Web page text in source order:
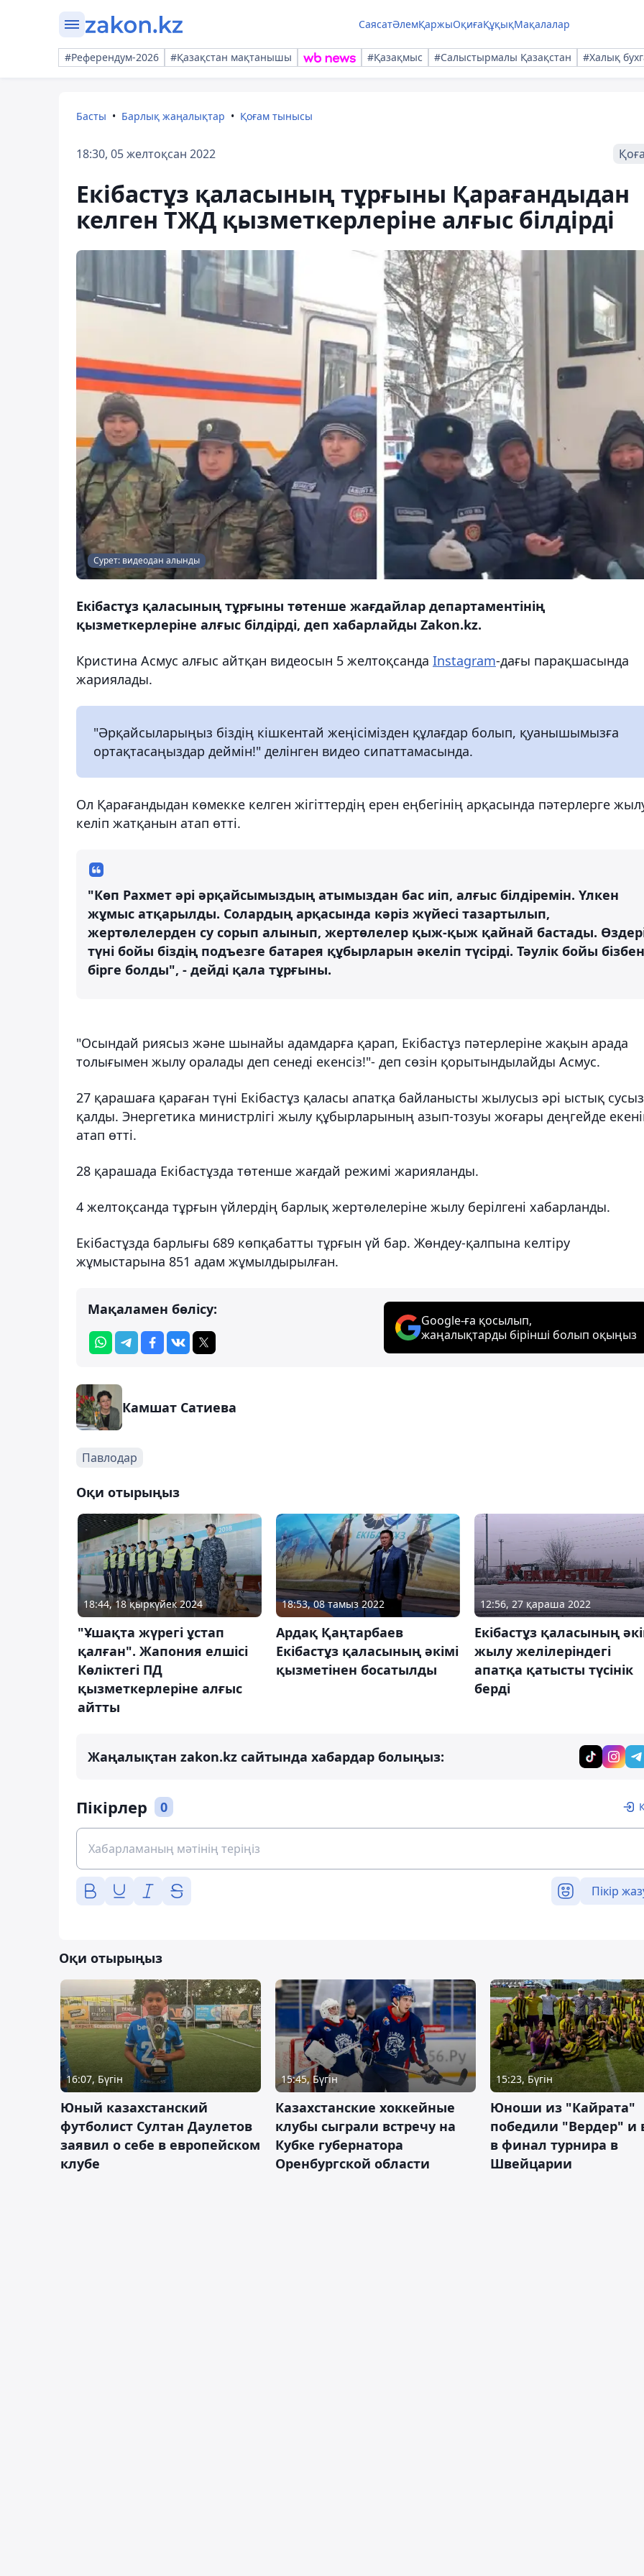
СаясатӘлемҚаржыОқиғаҚұқықМақалалар
#Референдум-2026 #Қазақстан мақтанышы #Қазақмыс #Салыстырмалы Қазақстан #Халық
Басты Барлық жаңалықтар Қоғам тынысы
18:30, 05 желтоқсан 2022
Екібастұз қаласының тұрғыны Қарағандыдан
келген ТЖД қызметкерлеріне алғыс білдірді
Сурет: видеодан алынды
Екібастұз қаласының тұрғыны төтенше жағдайлар департаментінің
қызметкерлеріне алғыс білдірді, деп хабарлайды Zakon.kz.
Кристина Асмус алғыс айтқан видеосын 5 желтоқсанда Instagram-дағы парақшасында
жариялады.
"Әрқайсыларыңыз біздің кішкентай жеңісімізден құлағдар болып, қуанышымызға
ортақтасаңыздар деймін!" делінген видео сипаттамасында.
Ол Қарағандыдан көмекке келген жігіттердің ерен еңбегінің арқасында пәтерлерге
келіп жатқанын атап өтті.
"Көп Рахмет әрі әрқайсымыздың атымыздан бас иіп, алғыс білдіремін. Үлкен
жұмыс атқарылды. Солардың арқасында кәріз жүйесі тазартылып,
жертөлелерден су сорып алынып, жертөлелер қыж-қыж қайнай бастады.
түні бойы біздің подъезге батарея құбырларын әкеліп түсірді. Тәулік бойы бізбен
бірге болды", - дейді қала тұрғыны.
"Осындай риясыз және шынайы адамдарға қарап, Екібастұз пәтерлеріне жақын арада
толығымен жылу оралады деп сенеді екенсіз!"- деп сөзін қорытындылайды Асмус.
27 қарашаға қараған түні Екібастұз қаласы апатқа байланысты жылусыз әрі ыстық сусыз
қалды. Энергетика министрлігі жылу құбырларының азып-тозуы жоғары деңгейде
атап өтті.
28 қарашада Екібастұзда төтенше жағдай режимі жарияланды.
4 желтоқсанда тұрғын үйлердің барлық жертөлелеріне жылу берілгені хабарланды.
Екібастұзда барлығы 689 көпқабатты тұрғын үй бар. Жөндеу-қалпына келтіру
жұмыстарына 851 адам жұмылдырылған.
Мақаламен бөлісу:
Google-ға қосылып,
жаңалықтарды бірінші болып оқыңыз
Камшат Сатиева
Павлодар
Оқи отырыңыз
18:44, 18 қыркүйек 2024
"Ұшақта жүрегі ұстап
қалған". Жапония елшісі
Көліктегі ПД
қызметкерлеріне алғыс
айтты
18:53, 08 тамыз 2022
Ардақ Қаңтарбаев
Екібастұз қаласының әкімі
қызметінен босатылды
12:56, 27 қараша 2022
Екібастұз қаласының
жылу желілеріндегі
апатқа қатысты түсінік
берді
Жаңалықтан zakon.kz сайтында хабардар болыңыз:
Пікірлер 0
Пікір
Оқи отырыңыз
16:07, Бүгін
Юный казахстанский
футболист Султан Даулетов
заявил о себе в европейском
клубе
15:45, Бүгін
Казахстанские хоккейные
клубы сыграли встречу на
Кубке губернатора
Оренбургской области
15:23, Бүгін
Юноши из "Кайрата"
победили "Вердер"
в финал турнира в
Швейцарии